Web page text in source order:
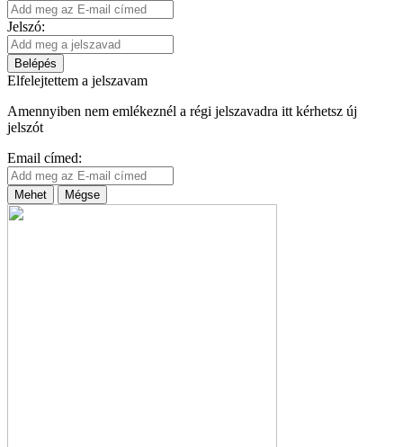
Jelszó:
Belépés
Elfelejtettem a jelszavam
Amennyiben nem emlékeznél a régi jelszavadra itt kérhetsz új
jelszót
Email címed:
Mehet Mégse